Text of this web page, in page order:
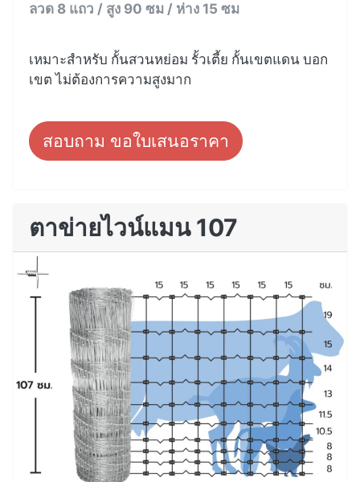
ลวด 8 แถว / สูง 90 ซม / ห่าง 15 ซม
เหมาะสำหรับ กั้นสวนหย่อม รั้วเตี้ย กั้นเขตแดน บอก
เขต ไม่ต้องการความสูงมาก
สอบถาม ขอใบเสนอราคา
ตาข่ายไวน์แมน 107